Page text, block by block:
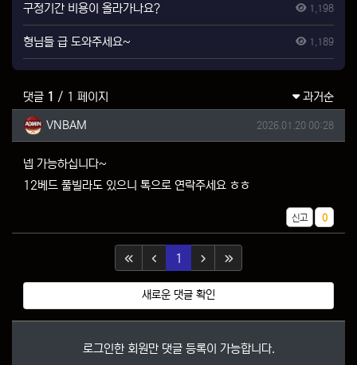
구정기간 비용이 올라가나요? 1,198
형님들 급 도와주세요~ 1,189
댓글 1 / 1 페이지 과거순
VNBAM님의 댓글
VNBAM 작성일
2026.01.20 00:28
넵 가능하십니다~
12베드 풀빌라도 있으니 톡으로 연락주세요 ㅎㅎ
신고 추천
0
1 (current)
새로운 댓글 확인
로그인한 회원만 댓글 등록이 가능합니다.